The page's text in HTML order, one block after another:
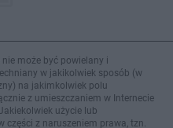
może być powielany i
w jakikolwiek sposób (w
na jakimkolwiek polu
z umieszczaniem w Internecie
użycie lub
części z naruszeniem prawa, tzn.